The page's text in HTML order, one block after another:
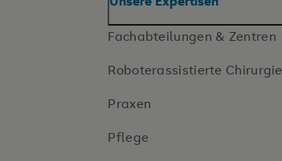
Fachabteilungen & Zentren
Roboterassistierte Chirurgie
Praxen
Pflege